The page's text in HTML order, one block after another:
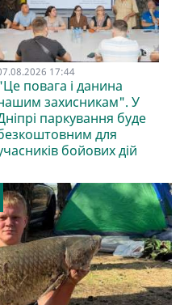
17:44
повага і данина
захисникам". У
паркування буде
для
бойових дій